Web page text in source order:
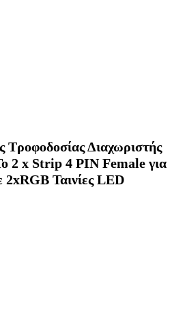
Τροφοδοσίας Διαχωριστής
2 x Strip 4 PIN Female για
Ταινίες LED